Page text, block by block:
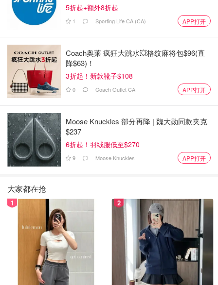
5折起+额外8折起
1 Sporting Life CA (CA) APP打开
Coach奥莱 疯狂大跳水💥格纹麻将包$96(直
降$63)！
3折起！新款靴子$108
0 Coach Outlet CA APP打开
Moose Knuckles 部分再降 | 魏大勋同款夹克
$237
6折起！羽绒服低至$270
9 Moose Knuckles APP打开
大家都在抢
1 2